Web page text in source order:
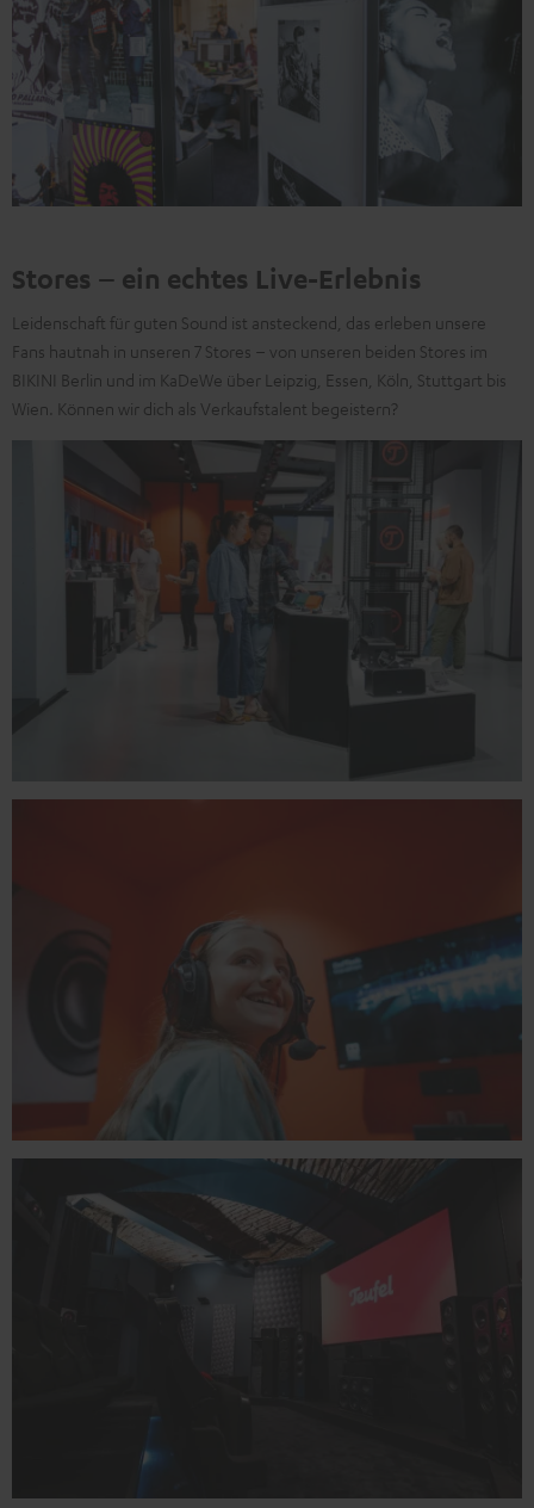
Stores – ein echtes Live-Erlebnis
Leidenschaft für guten Sound ist ansteckend, das erleben unsere
Fans hautnah in unseren 7 Stores – von unseren beiden Stores im
BIKINI Berlin und im KaDeWe über Leipzig, Essen, Köln, Stuttgart bis
Wien. Können wir dich als Verkaufstalent begeistern?